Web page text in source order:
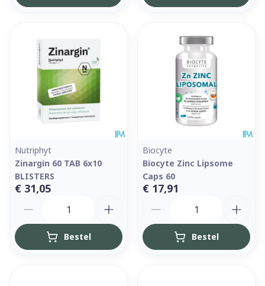
Nutriphyt
Zinargin 60 TAB 6x10
BLISTERS
€ 31,05
Bestel
Biocyte
Biocyte Zinc Lipsome
Caps 60
€ 17,91
Bestel